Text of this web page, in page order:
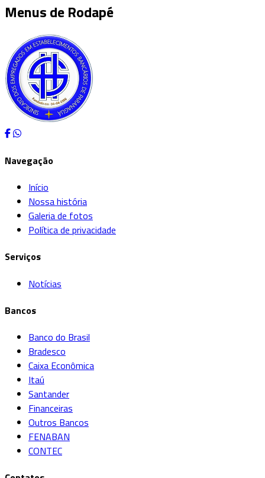
Menus de Rodapé
Navegação
Início
Nossa história
Galeria de fotos
Política de privacidade
Serviços
Notícias
Bancos
Banco do Brasil
Bradesco
Caixa Econômica
Itaú
Santander
Financeiras
Outros Bancos
FENABAN
CONTEC